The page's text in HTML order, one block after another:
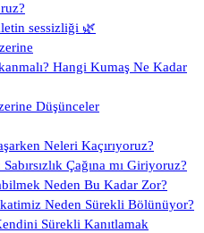
sessizliği 🌿
Hangi Kumaş Ne Kadar
Düşünceler
Neleri Kaçırıyoruz?
Çağına mı Giriyoruz?
Neden Bu Kadar Zor?
Neden Sürekli Bölünüyor?
Sürekli Kanıtlamak